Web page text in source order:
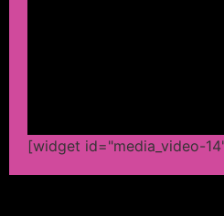
[widget id="media_video-